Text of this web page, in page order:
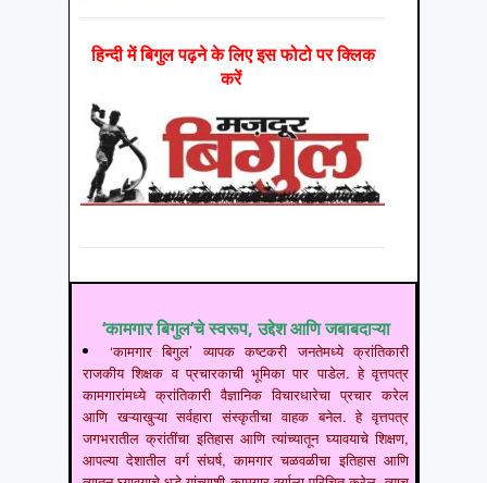
हिन्‍दी में बिगुल पढ़ने के लिए इस फोटो पर क्लिक
करें
‘कामगार बिगुल’चे स्वरूप, उद्देश आणि जबाबदाऱ्या
‘कामगार बिगुल’ व्यापक कष्टकरी जनतेमध्ये क्रांतिकारी
राजकीय शिक्षक व प्रचारकाची भूमिका पार पाडेल. हे वृत्तपत्र
कामगारांमध्ये क्रांतिकारी वैज्ञानिक विचारधारेचा प्रचार करेल
आणि खऱ्याखुऱ्या सर्वहारा संस्कृतीचा वाहक बनेल. हे वृत्तपत्र
जगभरातील क्रांतींचा इतिहास आणि त्यांच्यातून घ्यावयाचे शिक्षण,
आपल्या देशातील वर्ग संघर्ष, कामगार चळवळीचा इतिहास आणि